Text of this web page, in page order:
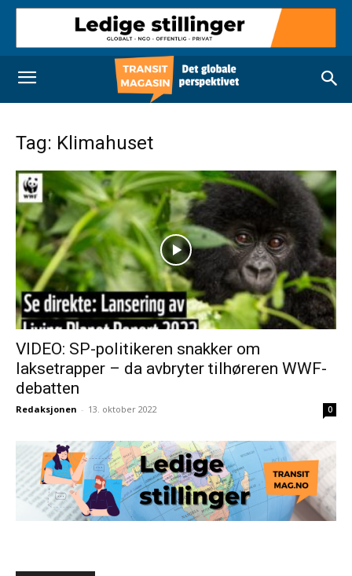
Tag: Klimahuset
VIDEO: SP-politikeren snakker om
laksetrapper – da avbryter tilhøreren WWF-
debatten
Redaksjonen - 13. oktober 2022 0